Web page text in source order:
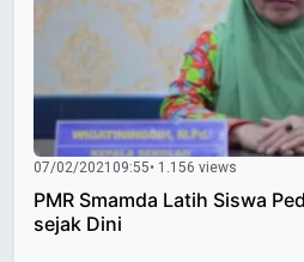
07/02/202109:55• 1.156 views
PMR Smamda Latih Siswa
sejak Dini